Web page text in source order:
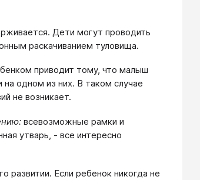
Дети могут проводить
раскачиванием туловища.
приводит тому, что малыш
одном из них. В таком случае
не возникает.
всевозможные рамки и
утварь, - все интересно
развитии. Если ребенок никогда не